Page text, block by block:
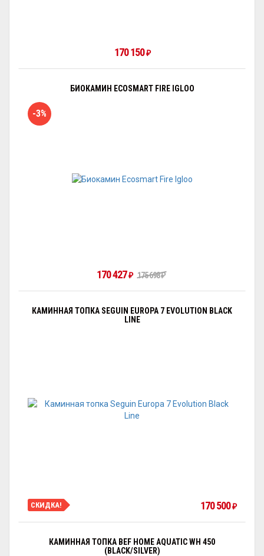
170 150 ₽
БИОКАМИН ECOSMART FIRE IGLOO
-3%
170 427 ₽ 175 698₽
КАМИННАЯ ТОПКА SEGUIN EUROPA 7 EVOLUTION BLACK
LINE
СКИДКА! 170 500 ₽
КАМИННАЯ ТОПКА BEF HOME AQUATIC WH 450
(BLACK/SILVER)